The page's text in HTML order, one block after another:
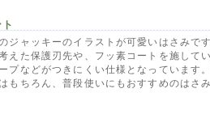
ジャッキーのイラストが可愛いはさみで
えた保護刃先や、フッ素コートを施して
プなどがつきにくい仕様となっています
もちろん、普段使いにもおすすめのはさ